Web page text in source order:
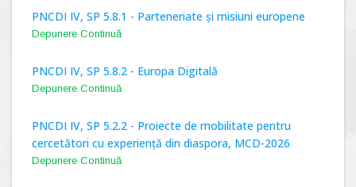
PNCDI IV, SP 5.8.1 - Parteneriate și misiuni europene
Depunere Continuă
PNCDI IV, SP 5.8.2 - Europa Digitală
Depunere Continuă
PNCDI IV, SP 5.2.2 - Proiecte de mobilitate pentru
cercetători cu experiență din diaspora, MCD-2026
Depunere Continuă